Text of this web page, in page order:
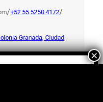
/+52 55 5250 4172/
Granada, Ciudad